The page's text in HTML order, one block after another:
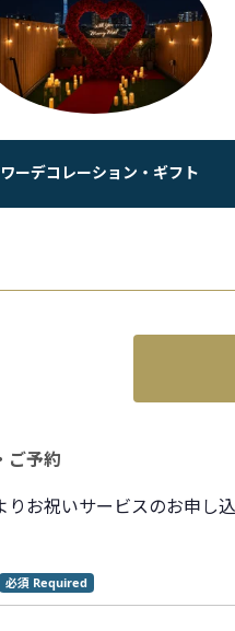
ーデコレーション・ギフト
ご予約
お祝いサービスのお申し
必須 Required